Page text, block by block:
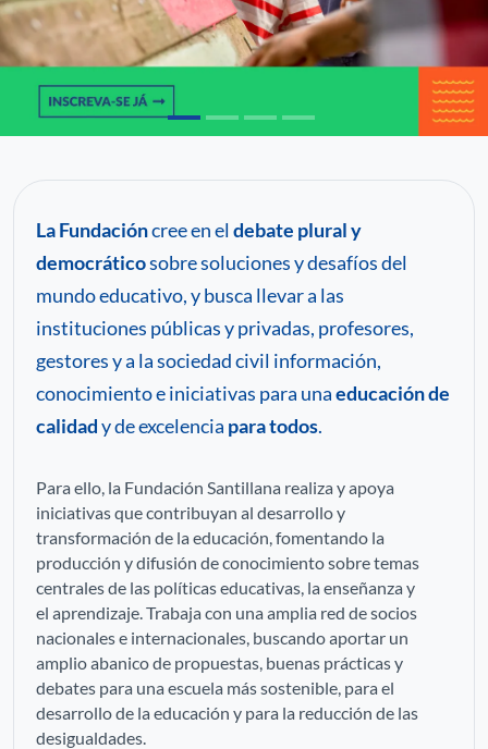
La Fundacióncree en eldebate plural y
democráticosobre soluciones y desafíos del
mundo educativo, y busca llevar a las
instituciones públicas y privadas, profesores,
gestores y a la sociedad civil información,
conocimiento e iniciativas para unaeducación de
calidady de excelencia para todos.
Para ello, la Fundación Santillana realiza y apoya
iniciativas que contribuyan al desarrollo y
transformación de la educación, fomentando la
producción y difusión de conocimiento sobre temas
centrales de las políticas educativas, la enseñanza y
el aprendizaje. Trabaja con una amplia red de socios
nacionales e internacionales, buscando aportar un
amplio abanico de propuestas, buenas prácticas y
debates para una escuela más sostenible, para el
desarrollo de la educación y para la reducción de las
desigualdades.